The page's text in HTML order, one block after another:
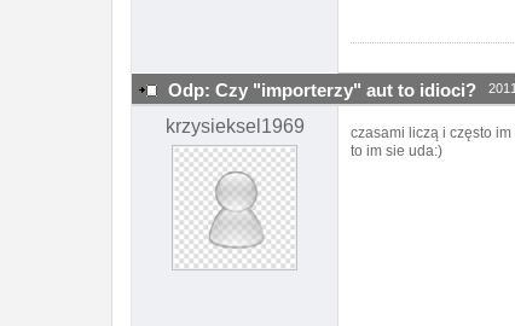
Odp: Czy "importerzy" aut to idioci?
krzysieksel1969
czasami liczą i często
to im sie uda:)